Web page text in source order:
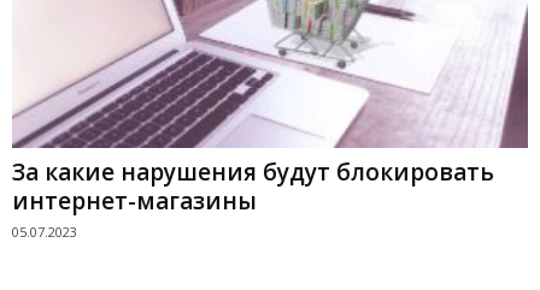
За какие нарушения будут блокировать
интернет-магазины
05.07.2023